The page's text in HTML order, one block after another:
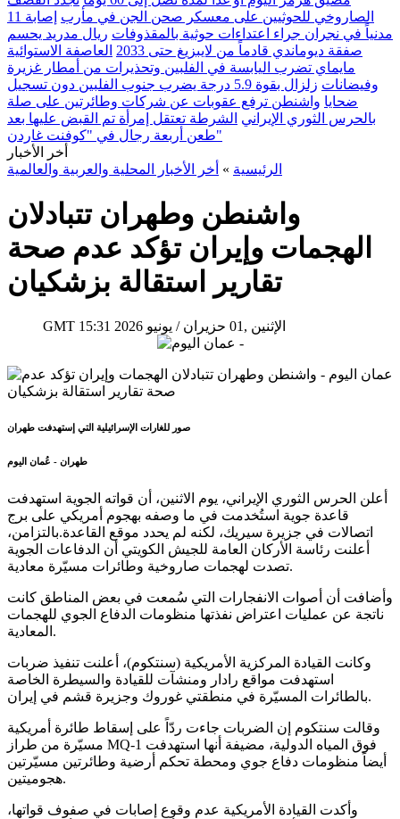
الصاروخي للحوثيين على معسكر صحن الجن في مأرب
إصابة 11
مدنياً في نجران جراء اعتداءات حوثية بالمقذوفات ريال مدريد يحسم
صفقة ديوماندي قادماً من لايبزيغ حتى 2033
العاصفة الاستوائية
مايماي تضرب اليابسة في الفلبين وتحذيرات من أمطار غزيرة
وفيضانات
زلزال بقوة 5.9 درجة يضرب جنوب الفلبين دون تسجيل
ضحايا واشنطن ترفع عقوبات عن شركات وطائرتين على صلة
بالحرس الثوري الإيراني الشرطة تعتقل إمرأة تم القبض عليها بعد
طعن أربعة رجال في "كوفنت غاردن"
أخر الأخبار
الرئيسية » أخر الأخبار المحلية والعربية والعالمية
واشنطن وطهران تتبادلان
الهجمات وإيران تؤكد عدم صحة
تقارير استقالة بزشكيان
GMT 15:31 2026 الإثنين ,01 حزيران / يونيو
صور للغارات الإسرائيلية التي إستهدفت طهران
طهران - عُمان اليوم
أعلن الحرس الثوري الإيراني، يوم الاثنين، أن قواته الجوية استهدفت
قاعدة جوية استُخدمت في ما وصفه بهجوم أمريكي على برج
اتصالات في جزيرة سيريك، لكنه لم يحدد موقع القاعدة.بالتزامن،
أعلنت رئاسة الأركان العامة للجيش الكويتي أن الدفاعات الجوية
تصدت لهجمات صاروخية وطائرات مسيّرة معادية.
وأضافت أن أصوات الانفجارات التي سُمعت في بعض المناطق كانت
ناتجة عن عمليات اعتراض نفذتها منظومات الدفاع الجوي للهجمات
المعادية.
وكانت القيادة المركزية الأمريكية (سنتكوم)، أعلنت تنفيذ ضربات
استهدفت مواقع رادار ومنشآت للقيادة والسيطرة الخاصة
بالطائرات المسيّرة في منطقتي غوروك وجزيرة قشم في إيران.
وقالت سنتكوم إن الضربات جاءت ردّاً على إسقاط طائرة أمريكية
مسيّرة من طراز MQ-1 فوق المياه الدولية، مضيفة أنها استهدفت
أيضاً منظومات دفاع جوي ومحطة تحكم أرضية وطائرتين مسيّرتين
هجوميتين.
وأكدت القيادة الأمريكية عدم وقوع إصابات في صفوف قواتها،